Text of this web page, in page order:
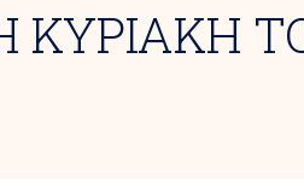
ΚΥΡΙΑΚΗ